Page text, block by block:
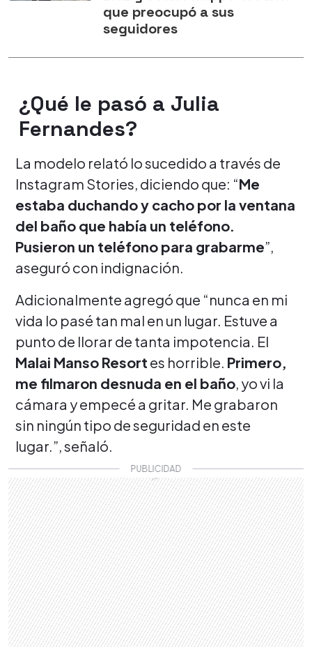
que preocupó a sus
seguidores
¿Qué le pasó a Julia
Fernandes?
La modelo relató lo sucedido a través de
Instagram Stories, diciendo que: “Me
estaba duchando y cacho por la ventana
del baño que había un teléfono.
Pusieron un teléfono para grabarme”,
aseguró con indignación.
Adicionalmente agregó que “nunca en mi
vida lo pasé tan mal en un lugar. Estuve a
punto de llorar de tanta impotencia. El
Malai Manso Resort es horrible. Primero,
me filmaron desnuda en el baño, yo vi la
cámara y empecé a gritar. Me grabaron
sin ningún tipo de seguridad en este
lugar.”, señaló.